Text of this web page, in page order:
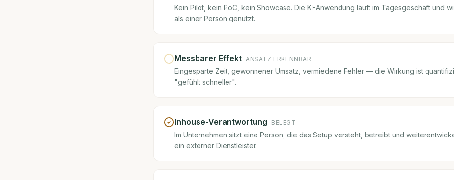
Kein Pilot, kein PoC, kein Showcase. Die KI-Anwendung läuft im Tagesgeschäft und
als einer Person genutzt.
Messbarer Effekt ANSATZ ERKENNBAR
Eingesparte Zeit, gewonnener Umsatz, vermiedene Fehler — die Wirkung ist
"gefühlt schneller".
Inhouse-Verantwortung BELEGT
Im Unternehmen sitzt eine Person, die das Setup versteht, betreibt und
ein externer Dienstleister.